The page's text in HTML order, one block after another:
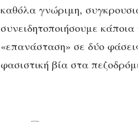
καθόλα γνώριμη,
συνειδητοποιήσουμε
«επανάσταση» σε δύο
φασιστική βία στα